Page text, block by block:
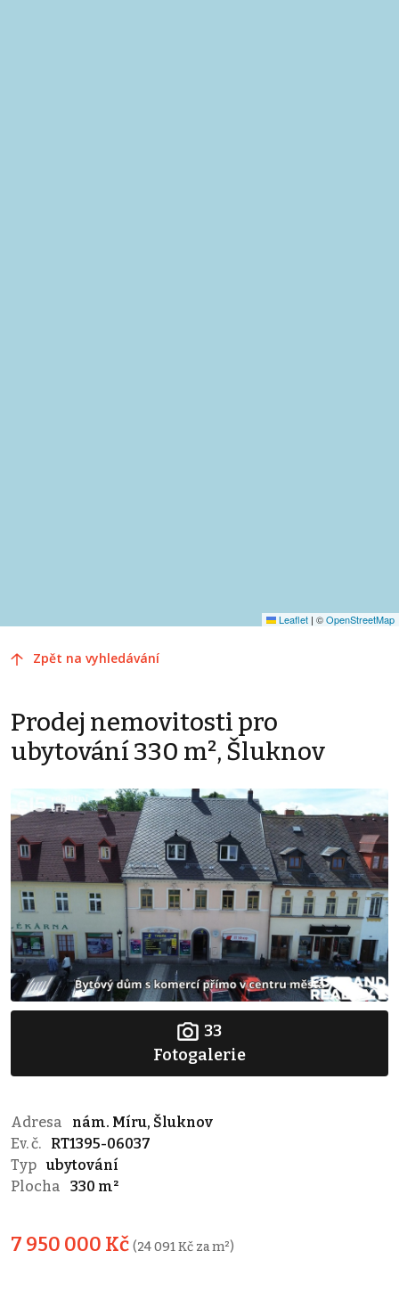
Leaflet | ©OpenStreetMap
Zpět na vyhledávání
Prodej nemovitosti pro
ubytování 330 m², Šluknov
33
Fotogalerie
Adresa
nám. Míru, Šluknov
Ev. č.
RT1395-06037
Typ ubytování
Plocha
330 m²
7 950 000 Kč (24 091 Kč za m²)